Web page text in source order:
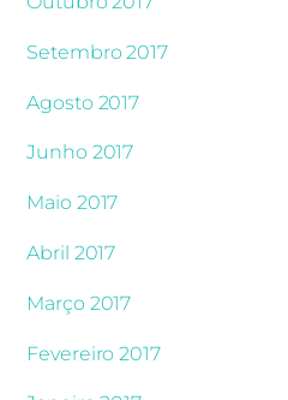
Setembro 2017
Agosto 2017
Junho 2017
Maio 2017
Abril 2017
Março 2017
Fevereiro 2017